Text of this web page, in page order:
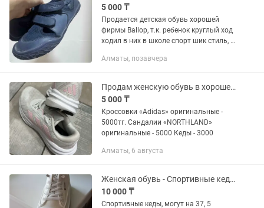
5 000 ₸
Продается детская обувь хорошей
фирмы Ballop, т.к. ребенок круглый ход
ходил в них в школе спорт шик стиль, и
и комфортные, размер 34. Цвет-тёмно-
Алматы, позавчера
Продам женскую обувь в хорошем состоянии
5 000 ₸
Кроссовки «Adidas» оригинальные -
5000тг. Сандалии «NORTHLAND»
оригинальные - 5000 Кеды - 3000
Алматы, 6 августа
Женская обувь - Спортивные кеды
10 000 ₸
Спортивные кеды, могут на 37, 5